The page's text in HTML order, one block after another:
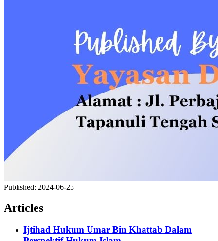
Published: 2024-06-23
Articles
Ijtihad Hukum Umar Bin Khattab Dalam